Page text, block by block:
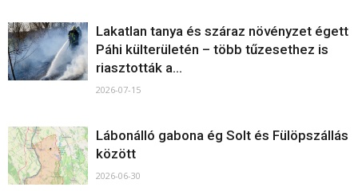
Lakatlan tanya és száraz növényzet égett
Páhi külterületén – több tűzesethez is
riasztották a...
2026-07-15
Lábonálló gabona ég Solt és Fülöpszállás
között
2026-06-30